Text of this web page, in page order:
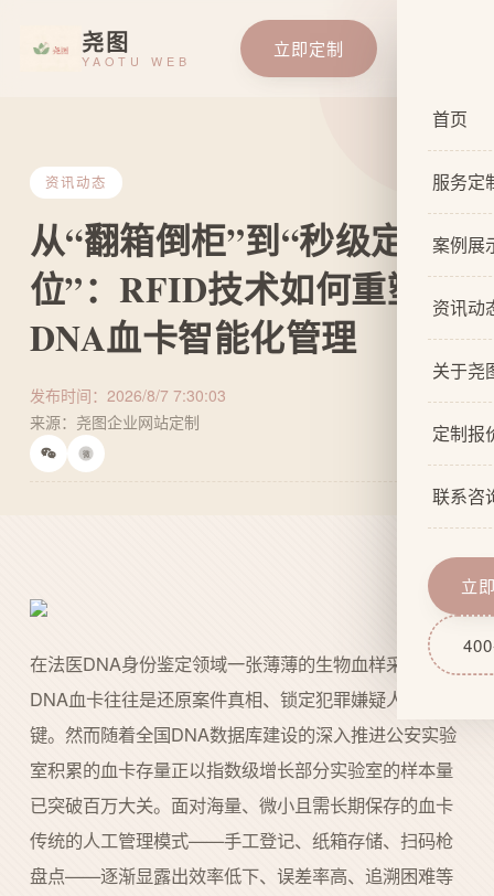
尧图
YAOTU WEB
立即定制
首页
服务定
服务
基础
自适
网站
网站
案例展
资讯动
关于尧
关于
设计
技术
定制报
联系咨
立
资讯动态
从“翻箱倒柜”到“秒级定
位”：RFID技术如何重塑
DNA血卡智能化管理
发布时间：2026/8/7 7:30:03
来源：尧图企业网站定制
微
在法医DNA身份鉴定领域一张薄薄的生物血样采集卡
DNA血卡往往是还原案件真相、锁定犯罪嫌疑人的关
键。然而随着全国DNA数据库建设的深入推进公安实验
室积累的血卡存量正以指数级增长部分实验室的样本量
已突破百万大关。面对海量、微小且需长期保存的血卡
传统的人工管理模式——手工登记、纸箱存储、扫码枪
盘点——逐渐显露出效率低下、误差率高、追溯困难等